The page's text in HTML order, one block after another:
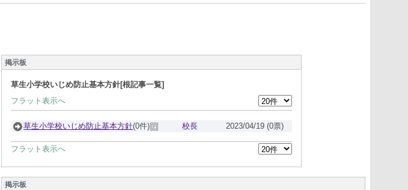
掲示板
草生小学校いじめ防止基本方針[根記事一覧]
フラット表示へ
草生小学校いじめ防止基本方針(0件) 校長 2023/04/19 (0票)
フラット表示へ
掲示板